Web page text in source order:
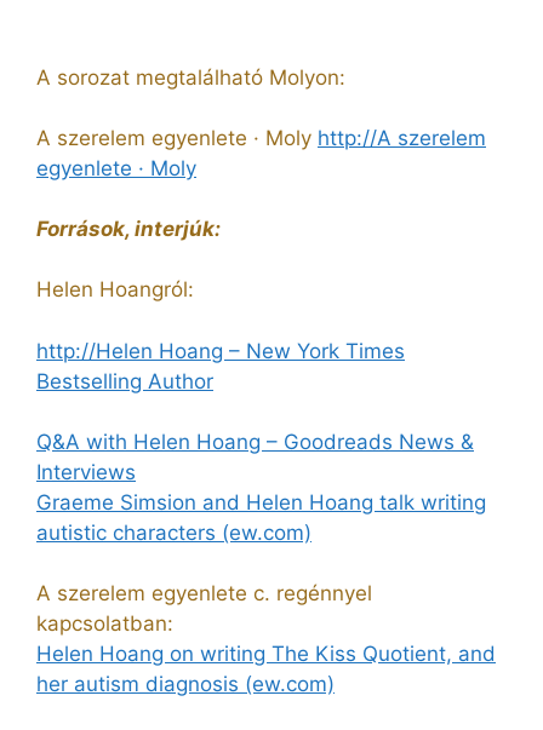
A sorozat megtalálható Molyon:
A szerelem egyenlete · Moly http://A szerelem
egyenlete · Moly
Források, interjúk:
Helen Hoangról:
http://Helen Hoang – New York Times
Bestselling Author
Q&A with Helen Hoang – Goodreads News &
Interviews
Graeme Simsion and Helen Hoang talk writing
autistic characters (ew.com)
A szerelem egyenlete c. regénnyel
kapcsolatban:
Helen Hoang on writing The Kiss Quotient, and
her autism diagnosis (ew.com)